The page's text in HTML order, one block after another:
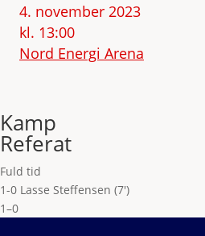
4. november 2023
kl. 13:00
Nord Energi Arena
Kamp
Referat
Fuld tid
1-0 Lasse Steffensen (7')
1–0